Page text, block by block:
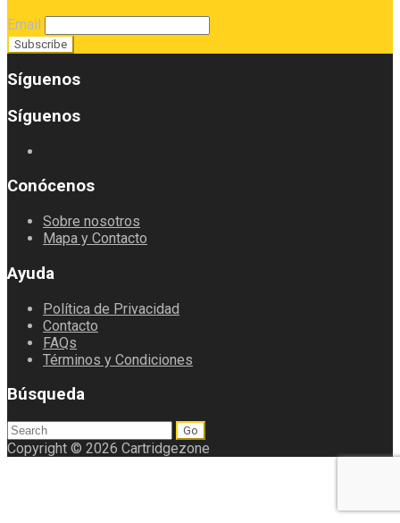
Email
Síguenos
Síguenos
Conócenos
Sobre nosotros
Mapa y Contacto
Ayuda
Política de Privacidad
Contacto
FAQs
Términos y Condiciones
Búsqueda
Search
for:
Copyright © 2026 Cartridgezone